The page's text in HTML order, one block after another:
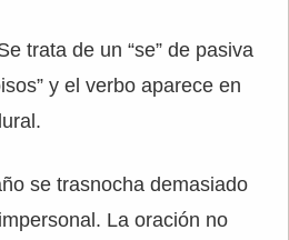
trata de un “se” de pasiva
y el verbo aparece en
se trasnocha demasiado
La oración no